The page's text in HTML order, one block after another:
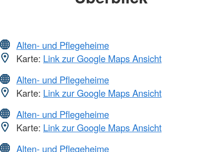
Alten- und Pflegeheime
Karte: Link zur Google Maps Ansicht
Alten- und Pflegeheime
Karte: Link zur Google Maps Ansicht
Alten- und Pflegeheime
Karte: Link zur Google Maps Ansicht
Alten- und Pflegeheime